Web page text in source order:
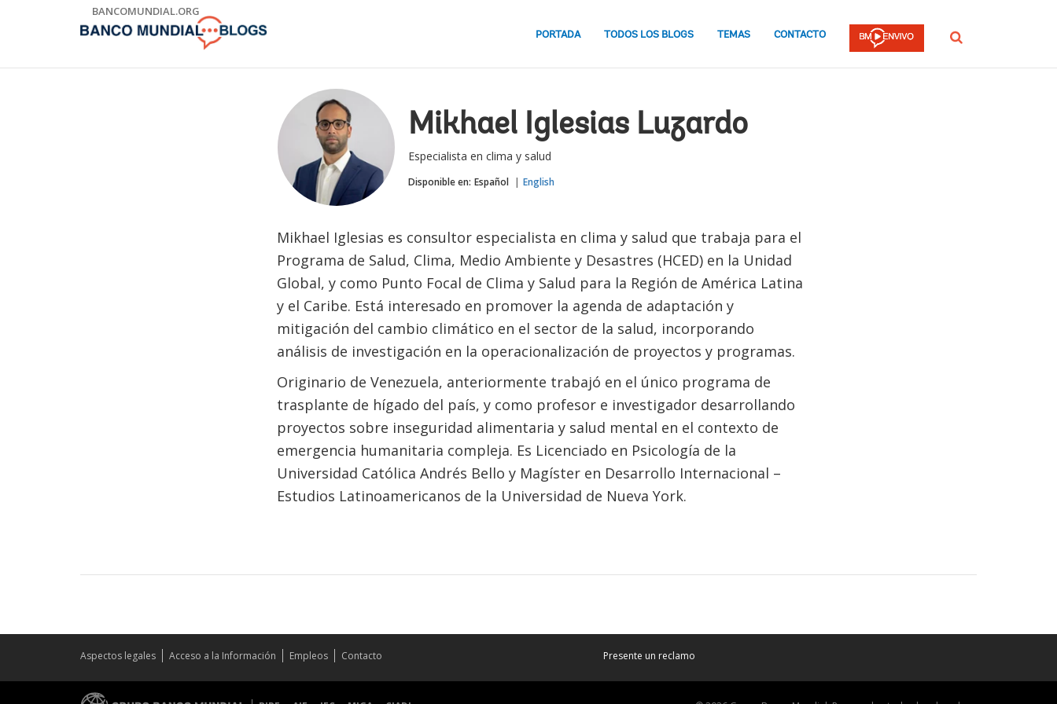
BANCOMUNDIAL.ORG
PORTADA TODOS LOS BLOGS TEMAS CONTACTO Buscar
Mikhael Iglesias Luzardo
Especialista en clima y salud
Disponible en: Español English
Mikhael Iglesias es consultor especialista en clima y salud que trabaja para el
Programa de Salud, Clima, Medio Ambiente y Desastres (HCED) en la Unidad
Global, y como Punto Focal de Clima y Salud para la Región de América Latina
y el Caribe. Está interesado en promover la agenda de adaptación y
mitigación del cambio climático en el sector de la salud, incorporando
análisis de investigación en la operacionalización de proyectos y programas.
Originario de Venezuela, anteriormente trabajó en el único programa de
trasplante de hígado del país, y como profesor e investigador desarrollando
proyectos sobre inseguridad alimentaria y salud mental en el contexto de
emergencia humanitaria compleja. Es Licenciado en Psicología de la
Universidad Católica Andrés Bello y Magíster en Desarrollo Internacional –
Estudios Latinoamericanos de la Universidad de Nueva York.
Aspectos legales Acceso a la Información Empleos Contacto Presente un reclamo